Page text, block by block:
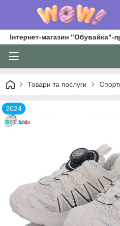
Інтернет-магазин
Товари та послуги
2024